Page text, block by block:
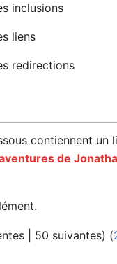
inclusions
liens
redirections
contiennent un
de
50 suivantes) (